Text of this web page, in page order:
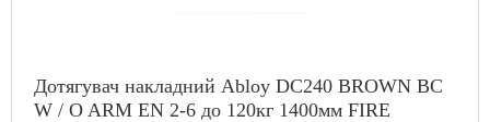
Дотягувач накладний Abloy DC240 BROWN BC
W / O ARM EN 2-6 до 120кг 1400мм FIRE